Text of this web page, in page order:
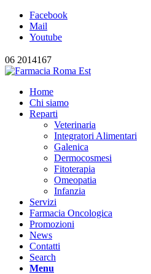
Facebook
Mail
Youtube
06 2014167
Home
Chi siamo
Reparti
Veterinaria
Integratori Alimentari
Galenica
Dermocosmesi
Fitoterapia
Omeopatia
Infanzia
Servizi
Farmacia Oncologica
Promozioni
News
Contatti
Search
Menu